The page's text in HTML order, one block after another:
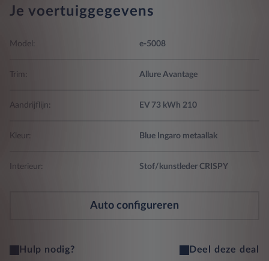
Je voertuiggegevens
Model: e-5008
Trim: Allure Avantage
Aandrijflijn: EV 73 kWh 210
Kleur: Blue Ingaro metaallak
Interieur: Stof/kunstleder CRISPY
Auto configureren
Hulp nodig? Deel deze deal